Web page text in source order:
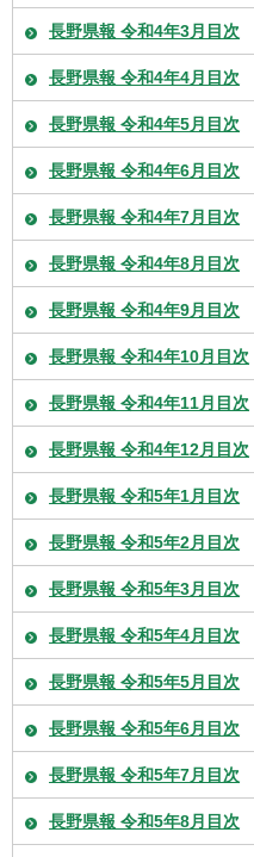
長野県報 令和4年3月目次
長野県報 令和4年4月目次
長野県報 令和4年5月目次
長野県報 令和4年6月目次
長野県報 令和4年7月目次
長野県報 令和4年8月目次
長野県報 令和4年9月目次
長野県報 令和4年10月目次
長野県報 令和4年11月目次
長野県報 令和4年12月目次
長野県報 令和5年1月目次
長野県報 令和5年2月目次
長野県報 令和5年3月目次
長野県報 令和5年4月目次
長野県報 令和5年5月目次
長野県報 令和5年6月目次
長野県報 令和5年7月目次
長野県報 令和5年8月目次